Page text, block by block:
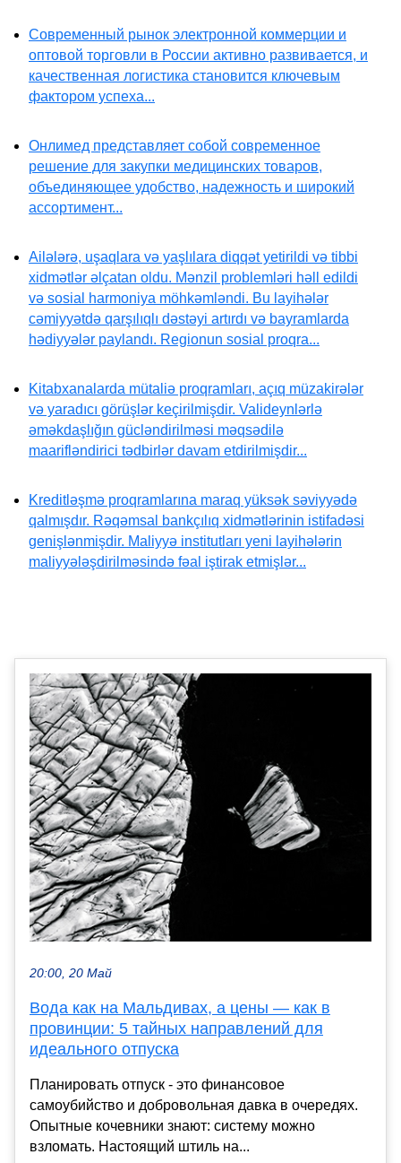
Современный рынок электронной коммерции и
оптовой торговли в России активно развивается, и
качественная логистика становится ключевым
фактором успеха...
Онлимед представляет собой современное
решение для закупки медицинских товаров,
объединяющее удобство, надежность и широкий
ассортимент...
Ailələrə, uşaqlara və yaşlılara diqqət yetirildi və tibbi
xidmətlər əlçatan oldu. Mənzil problemləri həll edildi
və sosial harmoniya möhkəmləndi. Bu layihələr
cəmiyyətdə qarşılıqlı dəstəyi artırdı və bayramlarda
hədiyyələr paylandı. Regionun sosial proqra...
Kitabxanalarda mütaliə proqramları, açıq müzakirələr
və yaradıcı görüşlər keçirilmişdir. Valideynlərlə
əməkdaşlığın gücləndirilməsi məqsədilə
maarifləndirici tədbirlər davam etdirilmişdir...
Kreditləşmə proqramlarına maraq yüksək səviyyədə
qalmışdır. Rəqəmsal bankçılıq xidmətlərinin istifadəsi
genişlənmişdir. Maliyyə institutları yeni layihələrin
maliyyələşdirilməsində fəal iştirak etmişlər...
20:00, 20 Май
Вода как на Мальдивах, а цены — как в
провинции: 5 тайных направлений для
идеального отпуска
Планировать отпуск - это финансовое
самоубийство и добровольная давка в очередях.
Опытные кочевники знают: систему можно
взломать. Настоящий штиль на...